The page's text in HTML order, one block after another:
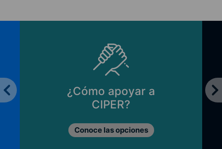
¿Cómo apoyar a
CIPER?
Conoce las opciones